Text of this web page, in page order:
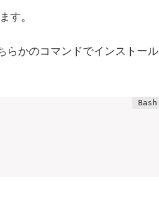
す。
らかのコマンドでインストール